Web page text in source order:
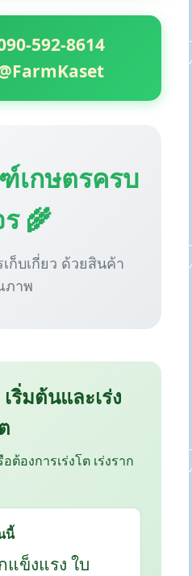
592-8614
เกษตรครบ
🌾
ก็บเกี่ยว ด้วยสินค้า
าพ
ริ่มต้นและเร่ง
องการเร่งโต เร่งราก
นี้
ข็งแรง ใบ